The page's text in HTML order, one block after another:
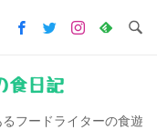
食日記
フードライターの食遊